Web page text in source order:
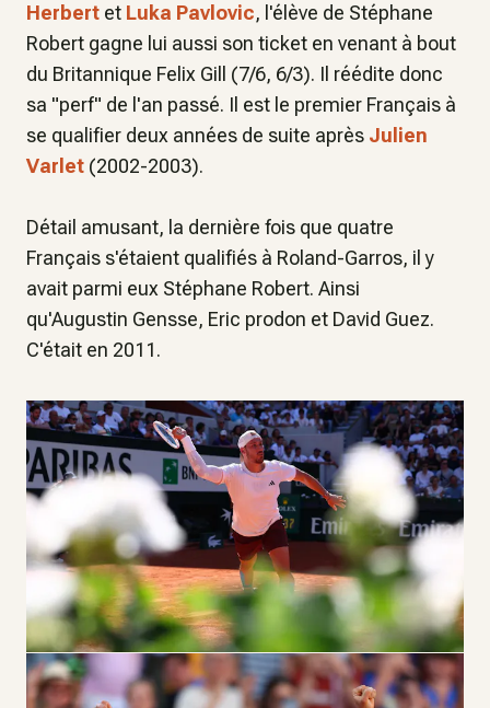
Herbert et Luka Pavlovic, l'élève de Stéphane
Robert gagne lui aussi son ticket en venant à bout
du Britannique Felix Gill (7/6, 6/3). Il réédite donc
sa "perf" de l'an passé. Il est le premier Français à
se qualifier deux années de suite après Julien
Varlet (2002-2003).
Détail amusant, la dernière fois que quatre
Français s'étaient qualifiés à Roland-Garros, il y
avait parmi eux Stéphane Robert. Ainsi
qu'Augustin Gensse, Eric prodon et David Guez.
C'était en 2011.